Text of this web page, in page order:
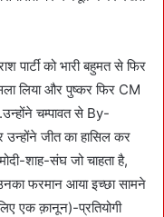
पार्टी को भारी बहुमत से फिर
लिया और पुष्कर फिर CM
चम्पावत से By-
जीत का हासिल कर
शाह-संघ जो चाहता है,
फरमान आया इच्छा सामने
एक क़ानून)-प्रतियोगी